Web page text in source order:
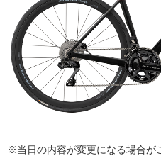
※当日の内容が変更になる場合が